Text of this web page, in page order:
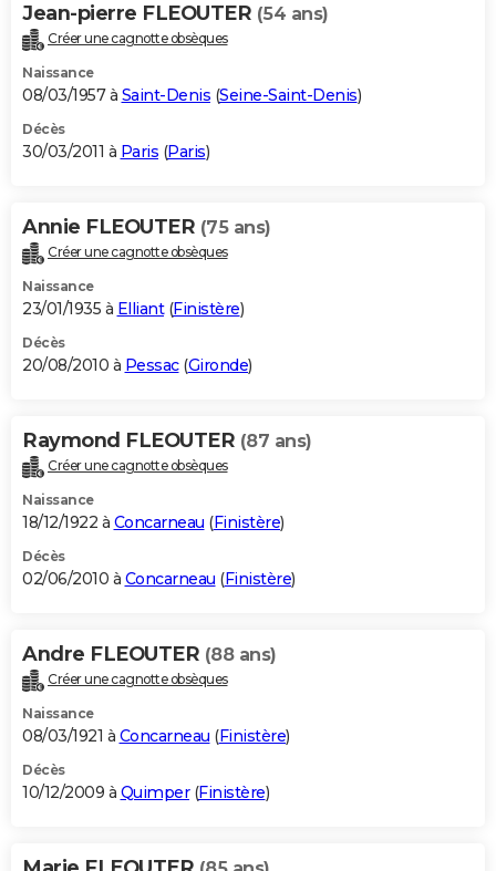
Jean-pierre FLEOUTER (54 ans)
Créer une cagnotte obsèques
Naissance
08/03/1957 à Saint-Denis (Seine-Saint-Denis)
Décès
30/03/2011 à Paris (Paris)
Annie FLEOUTER (75 ans)
Créer une cagnotte obsèques
Naissance
23/01/1935 à Elliant(Finistère)
Décès
20/08/2010 à Pessac(Gironde)
Raymond FLEOUTER (87 ans)
Créer une cagnotte obsèques
Naissance
18/12/1922 à Concarneau (Finistère)
Décès
02/06/2010 à Concarneau (Finistère)
Andre FLEOUTER (88 ans)
Créer une cagnotte obsèques
Naissance
08/03/1921 à Concarneau (Finistère)
Décès
10/12/2009 à Quimper(Finistère)